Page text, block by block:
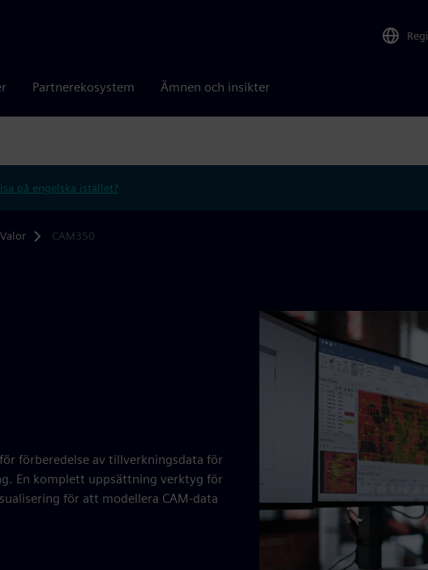
Partnerekosystem Ämnen och insikter
på engelska istället?
Valor CAM350
förberedelse av tillverkningsdata för
En komplett uppsättning verktyg för
för att modellera CAM-data